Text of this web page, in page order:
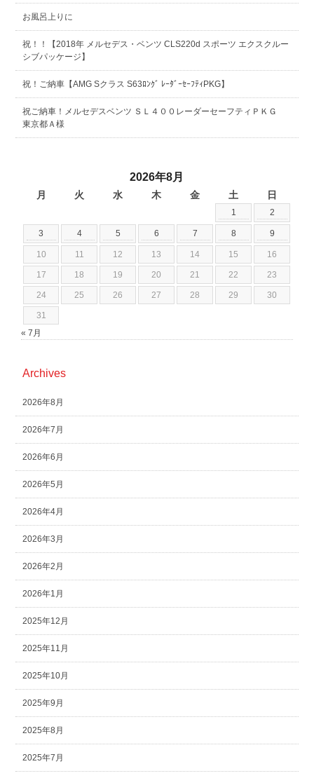
お風呂上りに
祝！！【2018年 メルセデス・ベンツ CLS220d スポーツ エクスクルー
シブパッケージ】
祝！ご納車【AMG Sクラス S63ﾛﾝｸﾞ ﾚｰﾀﾞｰｾｰﾌﾃｨPKG】
祝ご納車！メルセデスベンツ ＳＬ４００レーダーセーフティＰＫＧ
東京都Ａ様
2026年8月
月 火 水 木 金 土 日
1 2
3 4 5 6 7 8 9
10 11 12 13 14 15 16
17 18 19 20 21 22 23
24 25 26 27 28 29 30
31
« 7月
Archives
2026年8月
2026年7月
2026年6月
2026年5月
2026年4月
2026年3月
2026年2月
2026年1月
2025年12月
2025年11月
2025年10月
2025年9月
2025年8月
2025年7月